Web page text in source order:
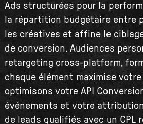
Ads structurées pour la
la répartition budgétaire entre
les créatives et affine le
de conversion. Audiences
retargeting cross-platform,
chaque élément maximise
optimisons votre API
événements et votre
de leads qualifiés avec un CPL